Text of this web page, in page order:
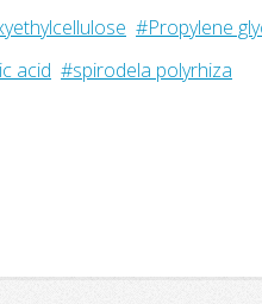
#Propylene
acid #spirodela polyrhiza